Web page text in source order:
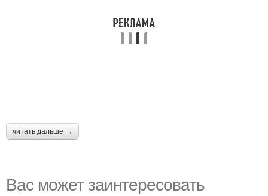
читать дальше →
Вас может заинтересовать